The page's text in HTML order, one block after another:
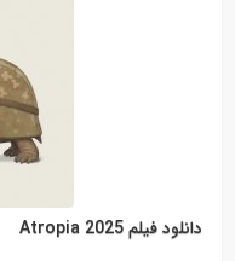
دانلود فیلم Atropia 2025